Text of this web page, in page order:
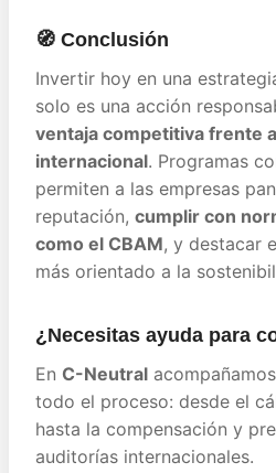
🧭 Conclusión
Invertir hoy en una
solo es una acción
ventaja competitiva frente
internacional. Programas
permiten a las empresas
reputación, cumplir con
como el CBAM, y destacar
más orientado a la
¿Necesitas ayuda para
En C-Neutral
todo el proceso: desde el
hasta la compensación y
auditorías internacionales.